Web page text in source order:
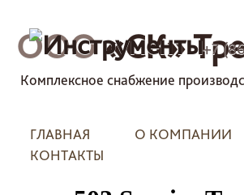
ООО«СК»
Комплексное снабжение
+7
ГЛАВНАЯ
О КОМПАНИИ
КОНТАКТЫ